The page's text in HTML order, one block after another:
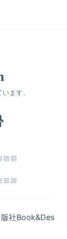
ます。
社Book&Des